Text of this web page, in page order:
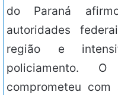
do Paraná
autoridades
região e
policiamento.
comprometeu